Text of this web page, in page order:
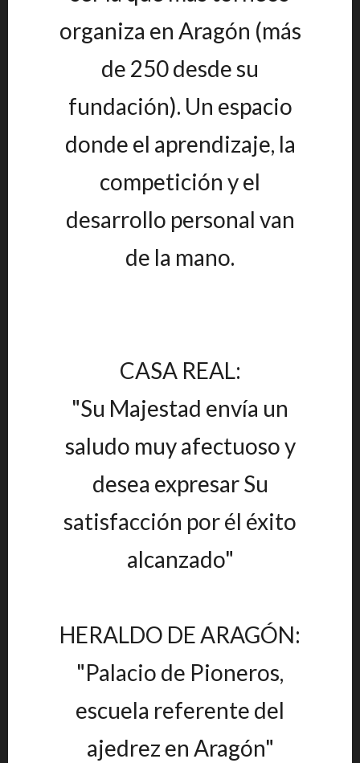
organiza en Aragón (más
de 250 desde su
fundación). Un espacio
donde el aprendizaje, la
competición y el
desarrollo personal van
de la mano.
CASA REAL:
"Su Majestad envía un
saludo muy afectuoso y
desea expresar Su
satisfacción por él éxito
alcanzado"
HERALDO DE ARAGÓN:
"Palacio de Pioneros,
escuela referente del
ajedrez en Aragón"